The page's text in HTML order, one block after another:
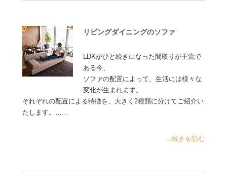
リビングダイニングのソファ
LDKがひと続きになった間取りが主流で
ある今、
ソファの配置によって、生活には様々な
変化が生まれます。
それぞれの配置による特徴を、大きく2種類に分けてご紹介い
たします。……
...続きを読む